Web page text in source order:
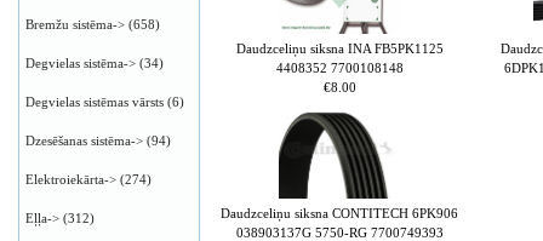
Daudzceliņu siksna INA FB5PK1125
4408352 7700108148
€8.00
Daudzceliņu siksna CONTITECH 6PK906
038903137G 5750-RG 7700749393
Bremžu sistēma-> (658)
Degvielas sistēma-> (34)
Degvielas sistēmas vārsts (6)
Dzesēšanas sistēma-> (94)
Elektroiekārta-> (274)
Eļļa-> (312)